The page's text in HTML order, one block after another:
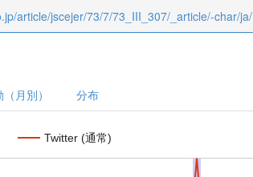
article/jscejer/73/7/73_III_307/_article/-char/ja/
月別） 分布
Twitter (通常)